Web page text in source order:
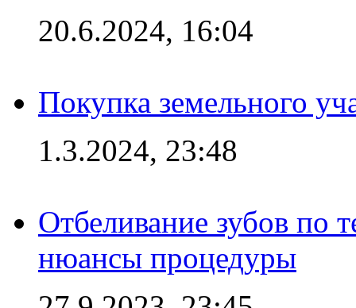
20.6.2024, 16:04
Покупка земельного
1.3.2024, 23:48
Отбеливание зубов по
нюансы процедуры